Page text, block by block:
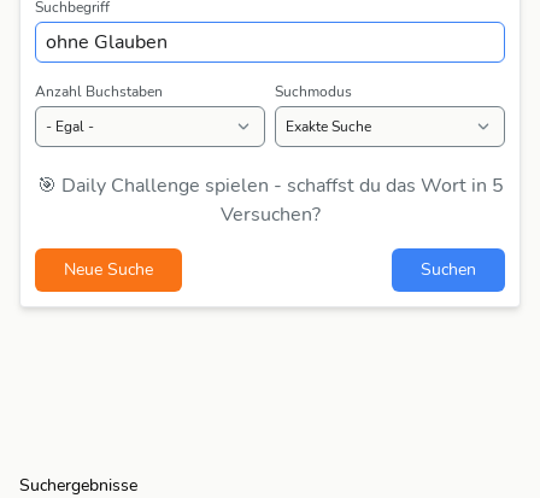
Suchbegriff
Anzahl Buchstaben Suchmodus
🎯 Daily Challenge spielen - schaffst du das Wort in 5
Versuchen?
Neue Suche Suchen
Suchergebnisse